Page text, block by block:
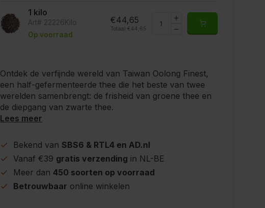
1 kilo
Art# 22226Kilo
Op voorraad
€44,65
Totaal: €44,65
Ontdek de verfijnde wereld van Taiwan Oolong Finest,
een half-gefermenteerde thee die het beste van twee
werelden samenbrengt: de frisheid van groene thee en
de diepgang van zwarte thee.
Lees meer
Bekend van SBS6 & RTL4 en AD.nl
Vanaf €39 gratis verzending in NL-BE
Meer dan 450 soorten op voorraad
Betrouwbaar online winkelen